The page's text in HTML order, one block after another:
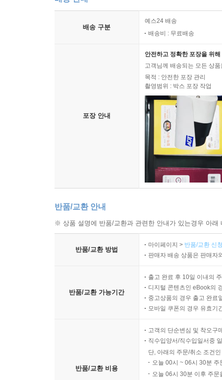
11.3 강점 찾기를 통한 마음치유 실전 203
12.1 불이원론(Advaita Vedānta)과 불이법(不二法)
12.2 참나탐구(Self-inquiry)의 이론 215
12.3 참나탐구(Self-inquiry)의 실제 219
제13장. 명상과 마음치유의 통합적 이해와 실천 225
13.1 ‘지금 여기’의 의미와 현존의 장애물 226
13.2 참나탐구와 핵심감정의 통합적 이해 229
13.3 일상 속에서의 지속적 수행 실천 방법론 233
배송 구분
예스24 배송
배송비 : 무료배송
포장 안내
안전하고 정확한 포장을 위
고객님께 배송되는 모든 상
목적 : 안전한 포장 관리
촬영범위 : 박스 포장 작업
반품/교환 안내
※ 상품 설명에 반품/교환과 관련한 안내가 있는경우 아
반품/교환 방법
마이페이지 > 반품/교환 신
판매자 배송 상품은 판매자
반품/교환 가능기간
출고 완료 후 10일 이내의
디지털 콘텐츠인 eBook의
중고상품의 경우 출고 완료
모바일 쿠폰의 경우 유효기
반품/교환 비용
고객의 단순변심 및 착오구
직수입양서/직수입일서중
단, 아래의 주문/취소 조건
오늘 00시 ~ 06시 30분
오늘 06시 30분 이후 주